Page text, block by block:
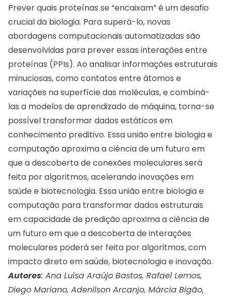
Prever quais proteínas se “encaixam” é um desafio
crucial da biologia. Para superá-lo, novas
abordagens computacionais automatizadas são
desenvolvidas para prever essas interações entre
proteínas (PPIs). Ao analisar informações estruturais
minuciosas, como contatos entre átomos e
variações na superfície das moléculas, e combiná-
las a modelos de aprendizado de máquina, torna-se
possível transformar dados estáticos em
conhecimento preditivo. Essa união entre biologia e
computação aproxima a ciência de um futuro em
que a descoberta de conexões moleculares será
feita por algoritmos, acelerando inovações em
saúde e biotecnologia. Essa união entre biologia e
computação para transformar dados estruturais
em capacidade de predição aproxima a ciência de
um futuro em que a descoberta de interações
moleculares poderá ser feita por algoritmos, com
impacto direto em saúde, biotecnologia e inovação.
Autores: Ana Luísa Araújo Bastos, Rafael Lemos,
Diego Mariano, Adenilson Arcanjo, Márcia Bigão,